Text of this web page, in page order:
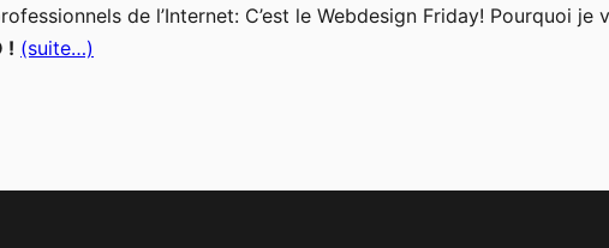
de l’Internet: C’est le Webdesign Friday! Pourquoi
! (suite…)